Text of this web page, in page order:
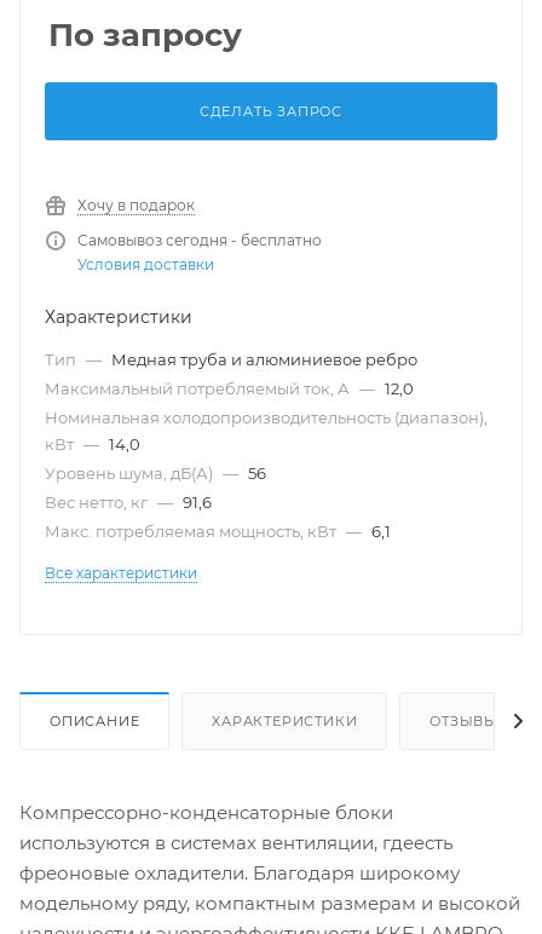
По запросу
СДЕЛАТЬ ЗАПРОС
Хочу в подарок
Самовывоз сегодня - бесплатно
Условия доставки
Характеристики
Тип — Медная труба и алюминиевое ребро
Максимальный потребляемый ток, А — 12,0
Номинальная холодопроизводительность (диапазон),
кВт — 14,0
Уровень шума, дБ(А) — 56
Вес нетто, кг — 91,6
Макс. потребляемая мощность, кВт — 6,1
Все характеристики
ОПИСАНИЕ ХАРАКТЕРИСТИКИ ОТЗЫВЫ
Компрессорно-конденсаторные блоки
используются в системах вентиляции, гдеесть
фреоновые охладители. Благодаря широкому
модельному ряду, компактным размерам и высокой